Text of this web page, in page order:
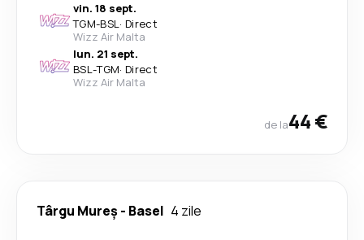
vin. 18 sept.
TGM-BSL· Direct
Wizz Air Malta
lun. 21 sept.
BSL-TGM· Direct
Wizz Air Malta
de la44 €
Târgu Mureș - Basel 4 zile